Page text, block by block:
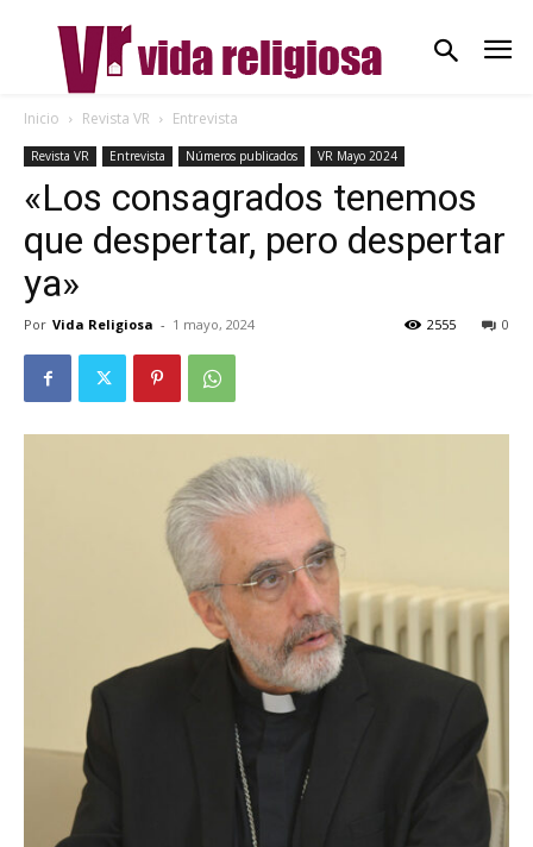
Inicio Revista VR Entrevista
Revista VR Entrevista Números publicados VR Mayo 2024
«Los consagrados tenemos
que despertar, pero despertar
ya»
Por Vida Religiosa - 1 mayo, 2024 0
2555